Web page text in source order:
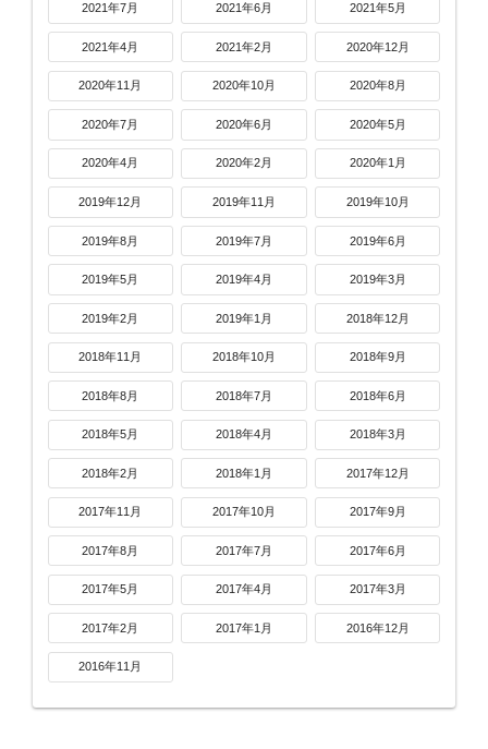
2021年7月 2021年6月 2021年5月
2021年4月 2021年2月 2020年12月
2020年11月 2020年10月 2020年8月
2020年7月 2020年6月 2020年5月
2020年4月 2020年2月 2020年1月
2019年12月 2019年11月 2019年10月
2019年8月 2019年7月 2019年6月
2019年5月 2019年4月 2019年3月
2019年2月 2019年1月 2018年12月
2018年11月 2018年10月 2018年9月
2018年8月 2018年7月 2018年6月
2018年5月 2018年4月 2018年3月
2018年2月 2018年1月 2017年12月
2017年11月 2017年10月 2017年9月
2017年8月 2017年7月 2017年6月
2017年5月 2017年4月 2017年3月
2017年2月 2017年1月 2016年12月
2016年11月